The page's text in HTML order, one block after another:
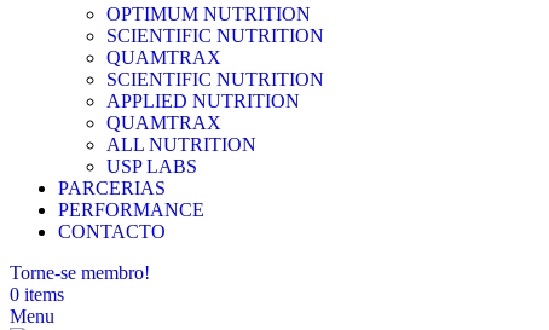
OPTIMUM NUTRITION
SCIENTIFIC NUTRITION
QUAMTRAX
SCIENTIFIC NUTRITION
APPLIED NUTRITION
QUAMTRAX
ALL NUTRITION
USP LABS
PARCERIAS
PERFORMANCE
CONTACTO
Torne-se membro!
0 items
Menu